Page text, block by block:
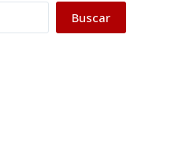
Buscar